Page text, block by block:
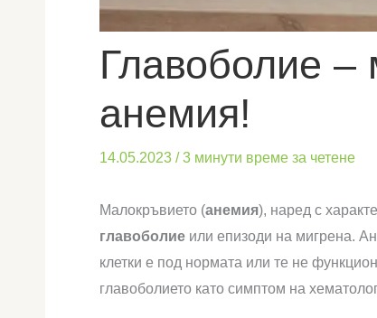
Главоболие –
анемия!
14.05.2023 /3 минути време за четене
Малокръвието (анемия), наред с
главоболие или епизоди на мигрена.
клетки е под нормата или те не
главоболието като симптом на